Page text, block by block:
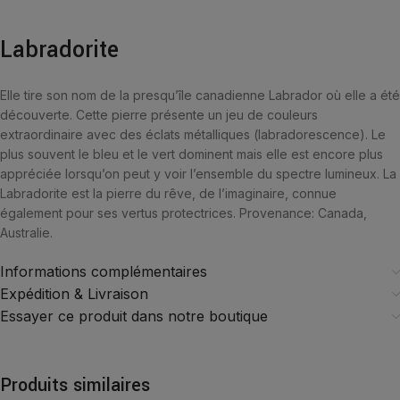
Labradorite
Elle tire son nom de la presqu’île canadienne Labrador où elle a été
découverte. Cette pierre présente un jeu de couleurs
extraordinaire avec des éclats métalliques (labradorescence). Le
plus souvent le bleu et le vert dominent mais elle est encore plus
appréciée lorsqu’on peut y voir l’ensemble du spectre lumineux. La
Labradorite est la pierre du rêve, de l’imaginaire, connue
également pour ses vertus protectrices. Provenance: Canada,
Australie.
Informations complémentaires
Expédition & Livraison
Essayer ce produit dans notre boutique
Produits similaires